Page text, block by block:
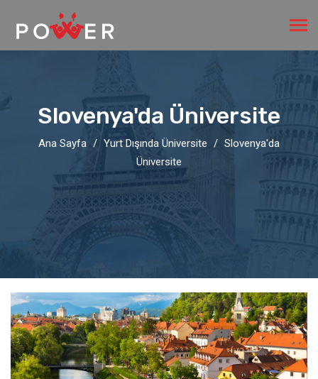
Slovenya'da Üniversite
Ana Sayfa Yurt Dışında Üniversite
Slovenya'da
Üniversite